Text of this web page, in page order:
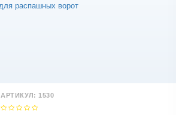
АРТИКУЛ: 1530